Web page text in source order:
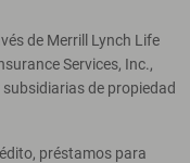
de Merrill Lynch Life
Services, Inc.,
de propiedad
préstamos para